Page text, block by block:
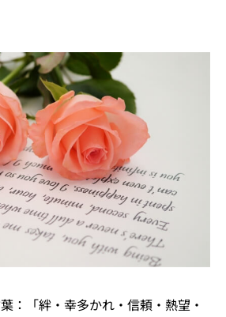
：「絆・幸多かれ・信頼・熱望・